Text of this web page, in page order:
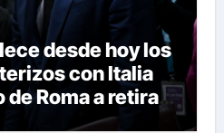
desde hoy los
con Italia
Roma a retirar